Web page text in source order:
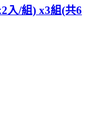
入/組) x3組(共6